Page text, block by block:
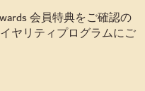
会員特典をご確認の
ヤリティプログラムにご